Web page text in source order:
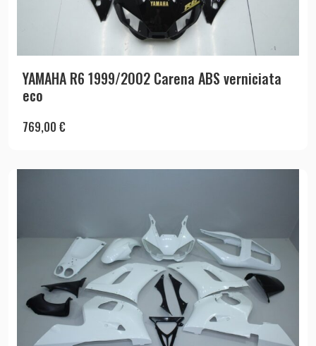
YAMAHA R6 1999/2002 Carena ABS verniciata
eco
769,00 €